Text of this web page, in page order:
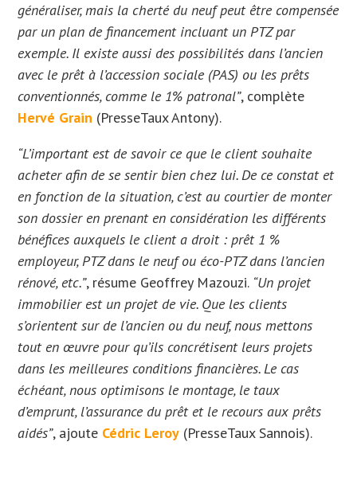
généraliser, mais la cherté du neuf peut être compensée
par un plan de financement incluant un PTZ par
exemple. Il existe aussi des possibilités dans l’ancien
avec le prêt à l’accession sociale (PAS) ou les prêts
conventionnés, comme le 1% patronal”, complète
Hervé Grain (PresseTaux Antony).
“L’important est de savoir ce que le client souhaite
acheter afin de se sentir bien chez lui. De ce constat et
en fonction de la situation, c’est au courtier de monter
son dossier en prenant en considération les différents
bénéfices auxquels le client a droit : prêt 1 %
employeur, PTZ dans le neuf ou éco-PTZ dans l’ancien
rénové, etc.”, résume Geoffrey Mazouzi. “Un projet
immobilier est un projet de vie. Que les clients
s’orientent sur de l’ancien ou du neuf, nous mettons
tout en œuvre pour qu’ils concrétisent leurs projets
dans les meilleures conditions financières. Le cas
échéant, nous optimisons le montage, le taux
d’emprunt, l’assurance du prêt et le recours aux prêts
aidés”, ajoute Cédric Leroy (PresseTaux Sannois).